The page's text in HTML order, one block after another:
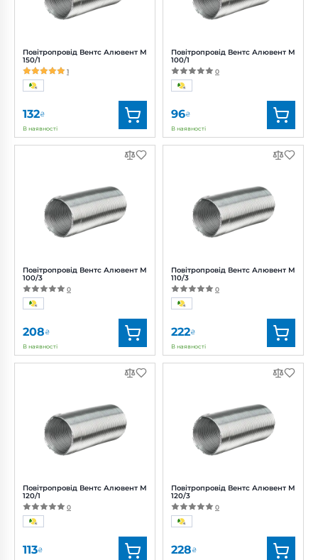
Повітропровід Вентс Алювент М
150/1
1
132₴
В наявності
Вентс
150 мм
Повітропровід Вентс Алювент М
100/1
0
96₴
В наявності
Вентс
100 мм
Повітропровід Вентс Алювент М
100/3
0
208₴
В наявності
Вентс
100 мм
Повітропровід Вентс Алювент М
110/3
0
222₴
В наявності
Вентс
110 мм
Повітропровід Вентс Алювент М
120/1
0
113₴
Повітропровід Вентс Алювент М
120/3
0
228₴